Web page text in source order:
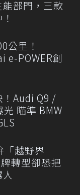
部門，三款
公里！
e-POWER創
！Audi Q9 /
光 瞄準 BMW
「越野界
轉型卻恐把